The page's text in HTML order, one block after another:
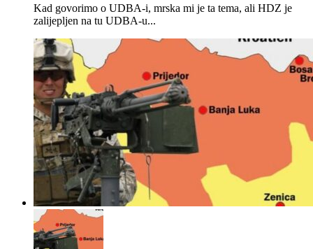
Kad govorimo o UDBA-i, mrska mi je ta tema, ali HDZ je
zalijepljen na tu UDBA-u...